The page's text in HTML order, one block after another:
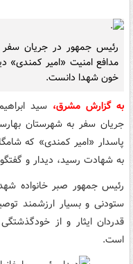
رئیس جمهور در جریان سفر
مدافع امنیت «امیر کمندی»
خون شهدا دانست.
به گزارش مشرق، سید
جریان سفر به شهرستان
پاسدار «امیر کمندی» که
به شهادت رسید، دیدار و
رئیس جمهور صبر خانواده
ستودنی و بسیار ارزشمند
قدردان ایثار و از
است.